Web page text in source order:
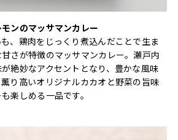
ンのマッサマンカレー
、鶏肉をじっくり煮込んだことで生ま
さが特徴のマッサマンカレー。瀬戸内
絶妙なアクセントとなり、豊かな風味
り高いオリジナルカカオと野菜の旨味
楽しめる一品です。